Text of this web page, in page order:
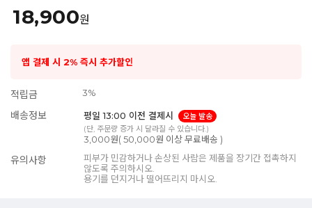
18,900원
앱 결제 시 2% 즉시 추가할인
적립금 3%
배송정보 평일 13:00 이전 결제시
오늘 발송
(단, 주문량 증가 시 달라질 수 있습니다.)
3,000원( 50,000원 이상 무료배송 )
유의사항
피부가 민감하거나 손상된 사람은 제품을 장기간 접촉하지
않도록 주의하시오.
용기를 던지거나 떨어뜨리지 마시오.